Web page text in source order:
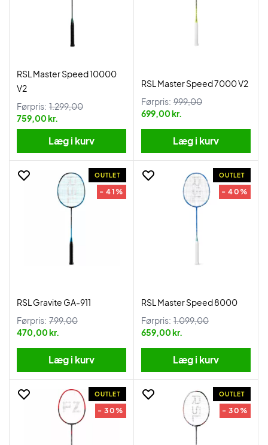
RSL Master Speed 10000
V2
Førpris: 1.299,00
759,00 kr.
Læg i kurv
RSL Master Speed 7000 V2
Førpris: 999,00
699,00 kr.
Læg i kurv
OUTLET
- 41%
RSL Gravite GA-911
Førpris: 799,00
470,00 kr.
Læg i kurv
OUTLET
- 40%
RSL Master Speed 8000
Førpris: 1.099,00
659,00 kr.
Læg i kurv
OUTLET
- 30%
OUTLET
- 30%